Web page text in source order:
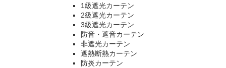
1級遮光カーテン
2級遮光カーテン
3級遮光カーテン
防音・遮音カーテン
非遮光カーテン
遮熱断熱カーテン
防炎カーテン